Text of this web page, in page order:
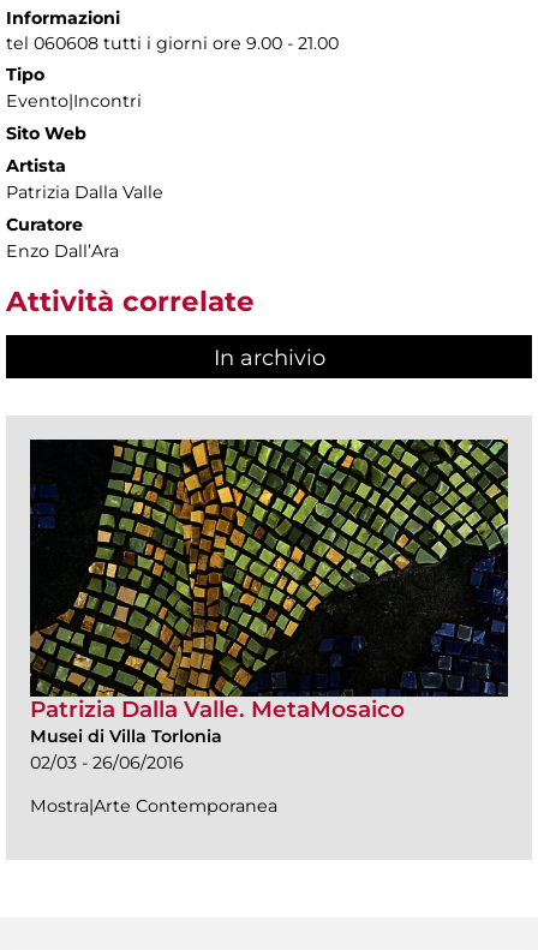
Informazioni
tel 060608 tutti i giorni ore 9.00 - 21.00
Tipo
Evento|Incontri
Sito Web
Artista
Patrizia Dalla Valle
Curatore
Enzo Dall’Ara
Attività correlate
In archivio
Patrizia Dalla Valle. MetaMosaico
Musei di Villa Torlonia
02/03 - 26/06/2016
Mostra|Arte Contemporanea